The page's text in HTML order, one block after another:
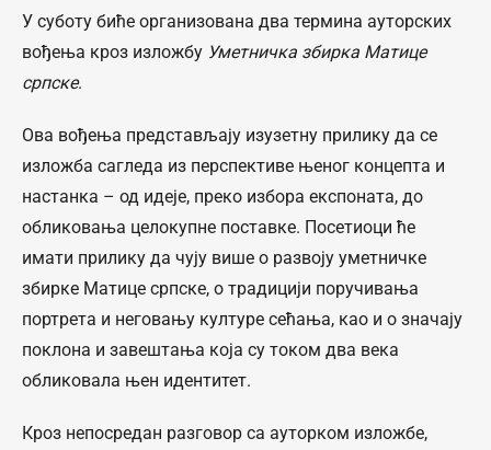
У суботу биће организована два термина ауторских
вођења кроз изложбу Уметничка збирка Матице
српске.
Ова вођења представљају изузетну прилику да се
изложба сагледа из перспективе њеног концепта и
настанка – од идеје, преко избора експоната, до
обликовања целокупне поставке. Посетиоци ће
имати прилику да чују више о развоју уметничке
збирке Матице српске, о традицији поручивања
портрета и неговању културе сећања, као и о значају
поклона и завештања која су током два века
обликовала њен идентитет.
Кроз непосредан разговор са ауторком изложбе,